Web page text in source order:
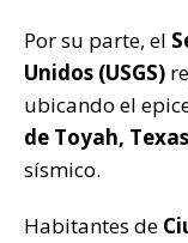
Por su parte, el
Unidos (USGS)
ubicando el
de Toyah, Texas
sísmico.
Habitantes de